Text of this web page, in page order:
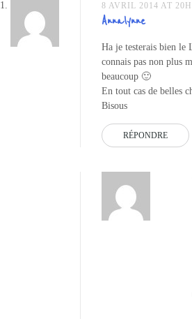
8 AVRIL 2014 AT
Annalynne
Ha je testerais bien
connais pas non plus
beaucoup 🙂
En tout cas de belles
Bisous
RÉPONDRE